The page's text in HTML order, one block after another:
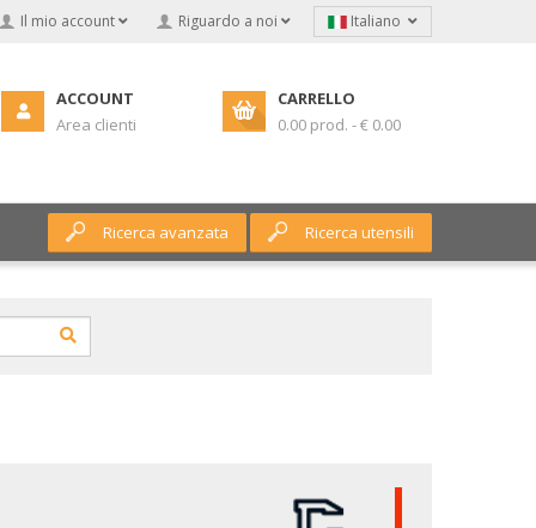
Il mio account Riguardo a noi Italiano
ACCOUNT
Area clienti
CARRELLO
0.00 prod. - € 0.00
Ricerca avanzata Ricerca utensili